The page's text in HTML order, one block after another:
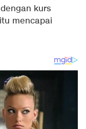
kurs
mencapai